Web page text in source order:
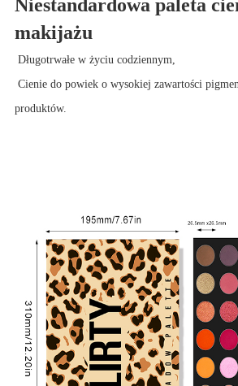
Niestandardowa paleta
makijażu
Długotrwałe w życiu codziennym,
Cienie do powiek o wysokiej zawartości
produktów.